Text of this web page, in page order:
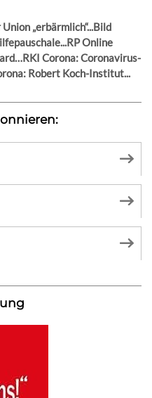
„erbärmlich“...Bild
Online
Corona: Coronavirus-
Robert Koch-Institut...